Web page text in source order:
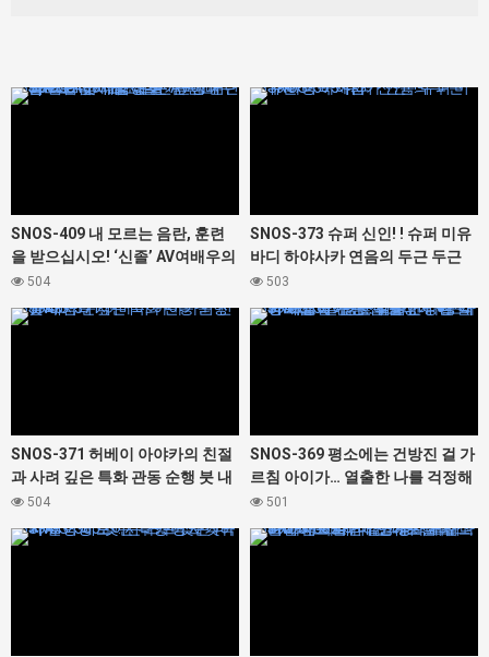
431949
SNOS-409 내 모르는 음란, 훈련
을 받으십시오! ‘신졸’ AV여배우의
직업 첫 체험 3실전 인생 처음으로
늘 네루
504
431947
SNOS-373 슈퍼 신인! ! 슈퍼 미유
바디 하야사카 연음의 두근 두근
풍속 체험
503
431945
SNOS-371 허베이 아야카의 친절
과 사려 깊은 특화 관동 순행 붓 내
림 문서
504
431943
SNOS-369 평소에는 건방진 걸 가
르침 아이가… 열출한 나를 걱정해
열렬 간병! 무람라치 ●포까지 개조
일곱 숲 리리
501
431941 431939